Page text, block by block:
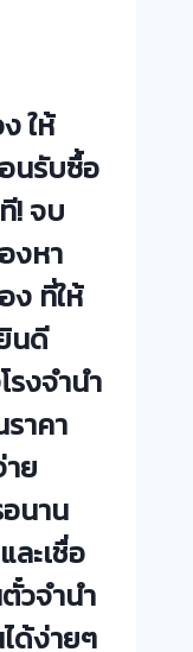
ให้
นรับซื้อ
! จบ
งหา
ง ที่ให้
นดี
รงจำนำ
าคา
ย
นาน
ะเชื่อ
วจำนำ
ด้ง่ายๆ